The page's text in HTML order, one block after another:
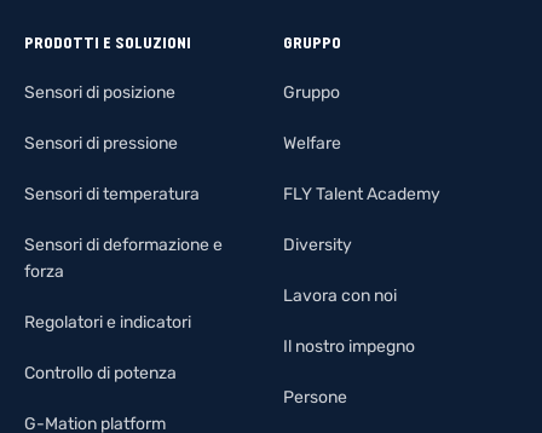
PRODOTTI E SOLUZIONI
Sensori di posizione
Sensori di pressione
Sensori di temperatura
Sensori di deformazione e
forza
Regolatori e indicatori
Controllo di potenza
G-Mation platform
GRUPPO
Gruppo
Welfare
FLY Talent Academy
Diversity
Lavora con noi
Il nostro impegno
Persone